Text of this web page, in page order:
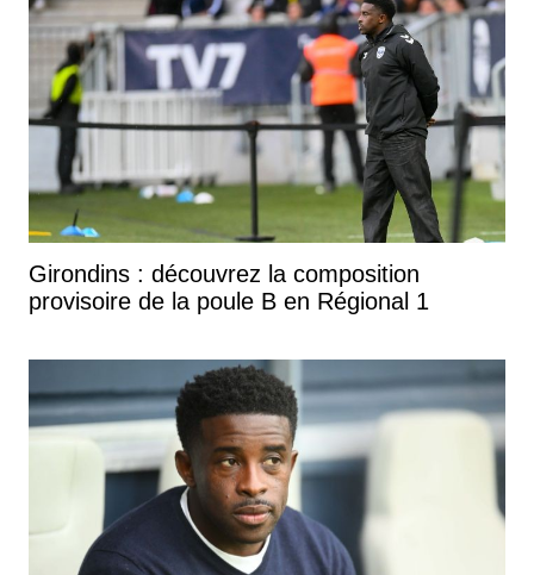
Girondins : découvrez la composition
provisoire de la poule B en Régional 1